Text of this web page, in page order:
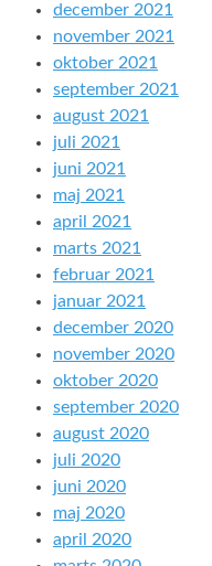
december 2021
november 2021
oktober 2021
september 2021
august 2021
juli 2021
juni 2021
maj 2021
april 2021
marts 2021
februar 2021
januar 2021
december 2020
november 2020
oktober 2020
september 2020
august 2020
juli 2020
juni 2020
maj 2020
april 2020